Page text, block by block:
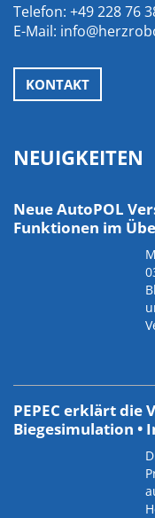
Telefon: +49 228 76
E-Mail:
KONTAKT
NEUIGKEITEN
Neue AutoPOL
Funktionen im
PEPEC erklärt die
Biegesimulation •